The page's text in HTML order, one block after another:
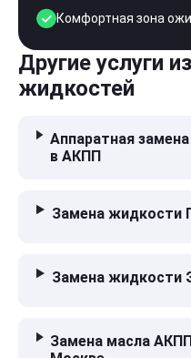
Комфортная зона
Другие услуги
жидкостей
Аппаратная
в АКПП
Замена жидкости
Замена жидкости
Замена масла